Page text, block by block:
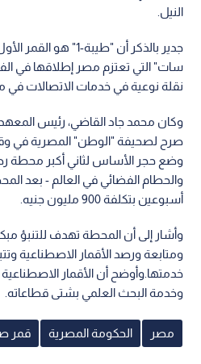
النيل.
جدير بالذكر أن "طيبة-
سات" التي تعتزم مصر إطلاقها في
نقلة نوعية في خدمات الاتصالات في
وكان محمد جاد القاضي، رئيس المعهد
صرح لصحيفة "الوطن" المصرية في
وضع حجر الأساس لثاني أكبر محطة
والحطام الفضائي في العالم - بعد
أسبوعين بتكلفة 900 مليون جنيه.
وأشار إلى أن المحطة تهدف للتنبؤ
ومتابعة ورصد الأقمار الاصطناعية
خدمتها.وأوضح أن الأقمار
وخدمة البحث العلمي بشتى قطاعاته.
مصر الحكومة المصرية قمر